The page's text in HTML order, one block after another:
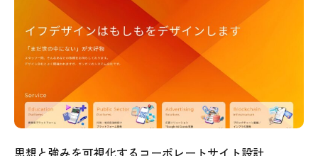
思想と強みを可視化するコーポレートサイト設計